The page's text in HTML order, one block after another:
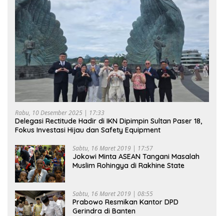
Rabu, 10 Desember 2025 | 17:33
Delegasi Rectitude Hadir di IKN Dipimpin Sultan Paser 18,
Fokus Investasi Hijau dan Safety Equipment
Sabtu, 16 Maret 2019 | 17:57
Jokowi Minta ASEAN Tangani Masalah
Muslim Rohingya di Rakhine State
Sabtu, 16 Maret 2019 | 08:55
Prabowo Resmikan Kantor DPD
Gerindra di Banten